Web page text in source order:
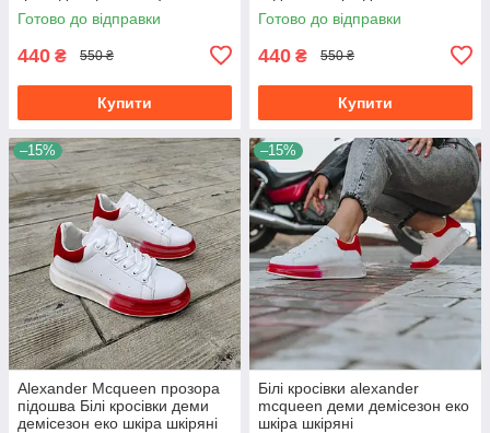
Готово до відправки
440 ₴ 550 ₴
Купити
Готово до відправки
440 ₴ 550 ₴
Купити
–15%
Alexander Mcqueen прозора
підошва Білі кросівки деми
демісезон еко шкіра шкіряні
–15%
Білі кросівки alexander
mcqueen деми демісезон еко
шкіра шкіряні